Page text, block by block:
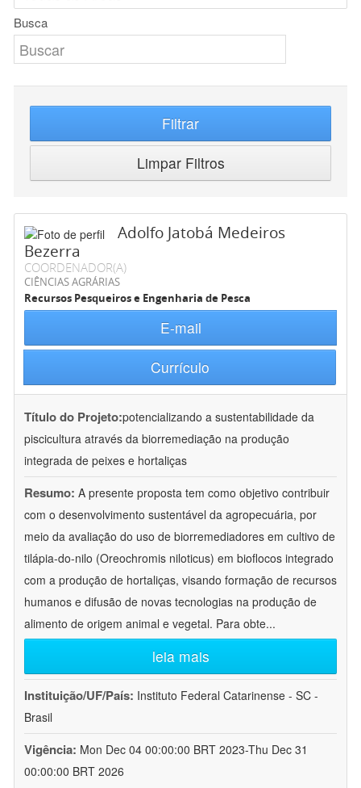
Busca
Filtrar
Limpar Filtros
Adolfo Jatobá Medeiros
Bezerra
COORDENADOR(A)
CIÊNCIAS AGRÁRIAS
Recursos Pesqueiros e Engenharia de Pesca
E-mail
Currículo
Título do Projeto:potencializando a sustentabilidade da
piscicultura através da biorremediação na produção
integrada de peixes e hortaliças
Resumo: A presente proposta tem como objetivo contribuir
com o desenvolvimento sustentável da agropecuária, por
meio da avaliação do uso de biorremediadores em cultivo de
tilápia-do-nilo (Oreochromis niloticus) em bioflocos integrado
com a produção de hortaliças, visando formação de recursos
humanos e difusão de novas tecnologias na produção de
alimento de origem animal e vegetal. Para obte...
leia mais
Instituição/UF/País: Instituto Federal Catarinense - SC -
Brasil
Vigência: Mon Dec 04 00:00:00 BRT 2023-Thu Dec 31
00:00:00 BRT 2026